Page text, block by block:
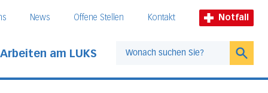
News Offene Stellen Kontakt Notfall
Arbeiten am LUKS